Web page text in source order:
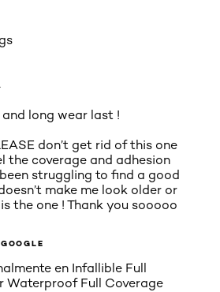
long wear last !
don’t get rid of this one
the coverage and adhesion
been struggling to find a good
make me look older or
the one ! Thank you sooooo
en Infallible Full
Waterproof Full Coverage